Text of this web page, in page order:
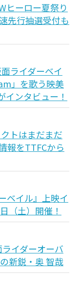
ヒーロー夏祭り
先行抽選受付も
ライダーベイ
」を歌う映美
インタビュー！
トはまだまだ
報をTTFCから
ベイル』上映イ
（土）開催！
イダーオーバ
新鋭・奥 智哉